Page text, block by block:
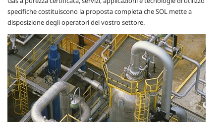
specifiche costituiscono la proposta completa che SOL mette a
disposizione degli operatori del vostro settore.